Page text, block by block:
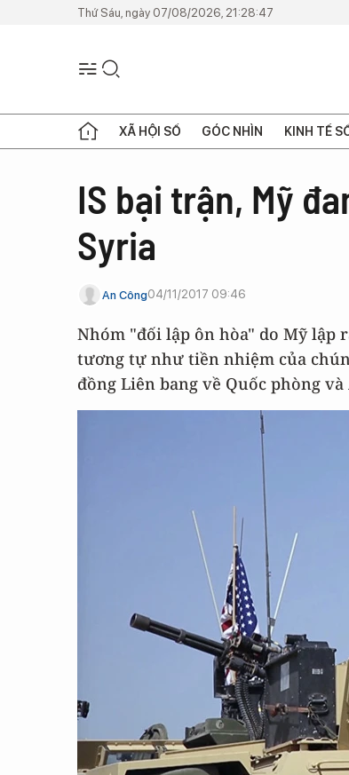
Thứ Sáu, ngày 07/08/2026, 21:28:47
XÃ HỘI SỐ GÓC NHÌN KINH TẾ
IS bại trận, Mỹ
Syria
An Công04/11/2017 09:46
Nhóm "đối lập ôn hòa" do Mỹ lập
tương tự như tiền nhiệm của
đồng Liên bang về Quốc phòng